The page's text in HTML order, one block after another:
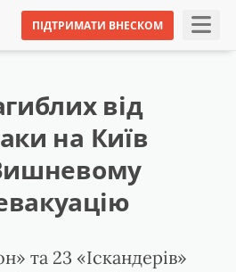
ПІДТРИМАТИ ВНЕСКОМ
від
на Київ
та 23 «Іскандерів»